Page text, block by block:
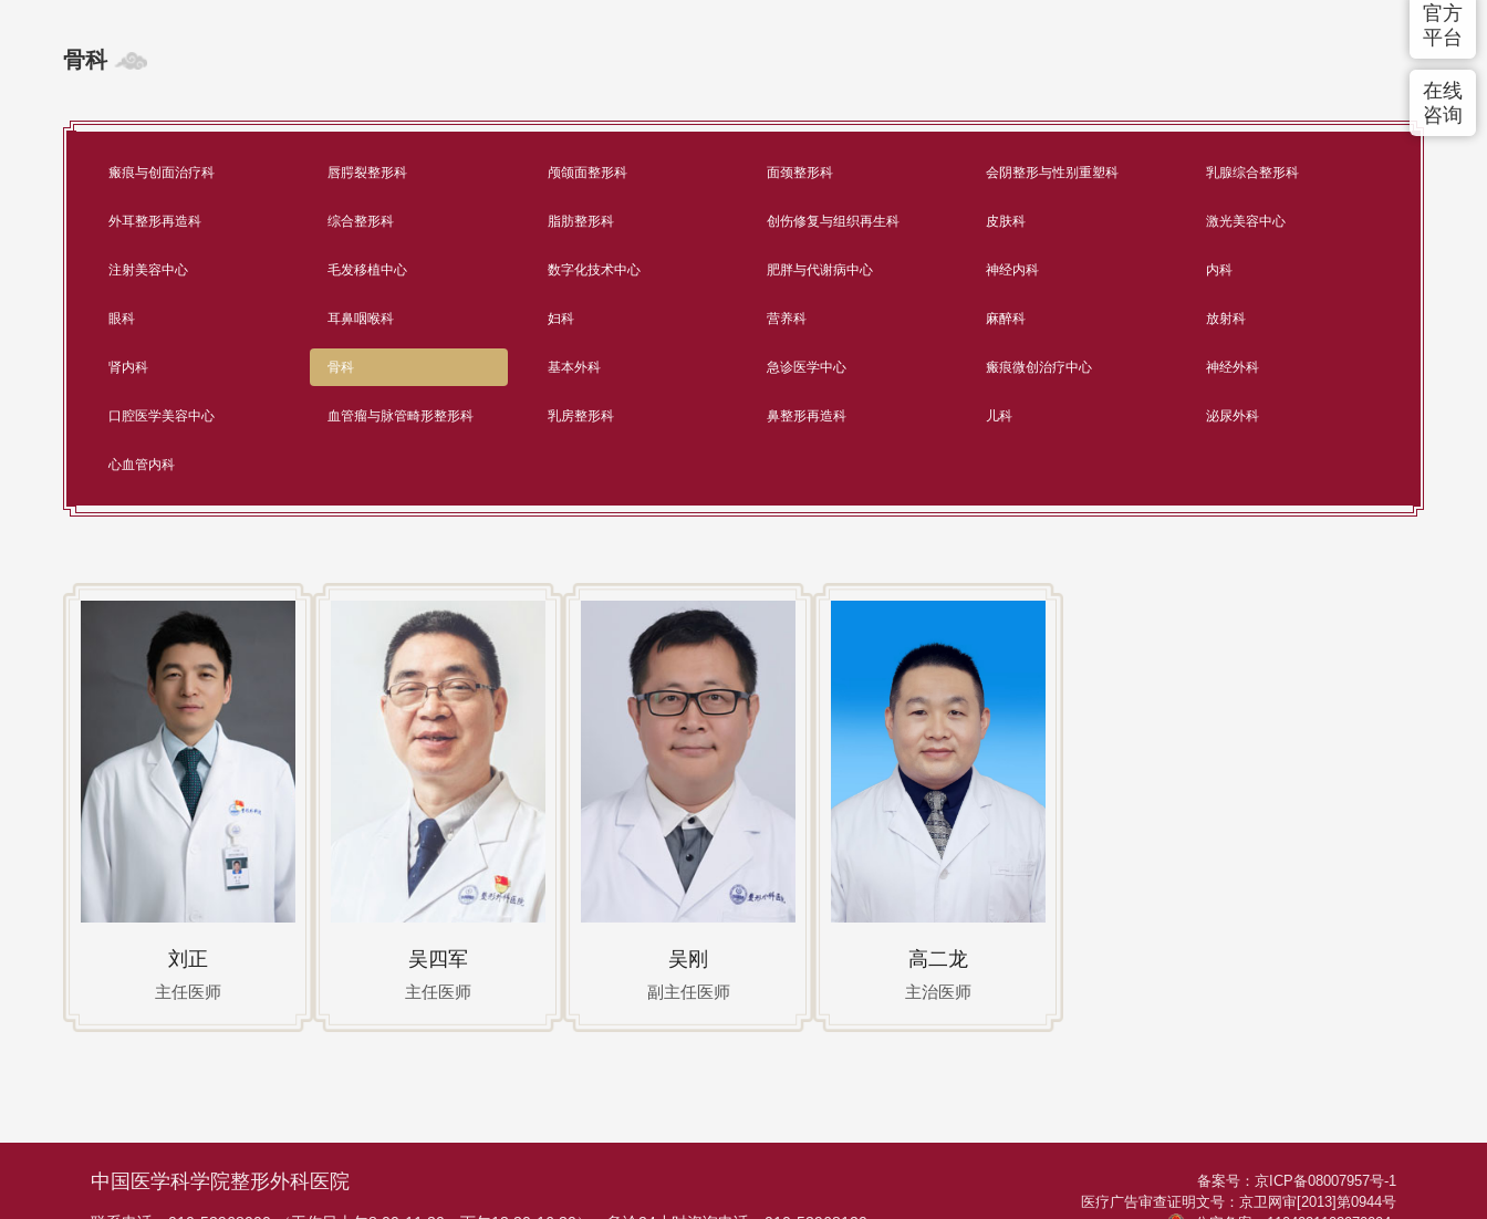
官方
平台
在线
咨询
骨科
瘢痕与创面治疗科 唇腭裂整形科 颅颌面整形科 面颈整形科 会阴整形与性别重塑科 乳腺综合整形科
外耳整形再造科 综合整形科 脂肪整形科 创伤修复与组织再生科 皮肤科 激光美容中心
注射美容中心 毛发移植中心 数字化技术中心 肥胖与代谢病中心 神经内科 内科
眼科 耳鼻咽喉科 妇科 营养科 麻醉科 放射科
肾内科 骨科 基本外科 急诊医学中心 瘢痕微创治疗中心 神经外科
口腔医学美容中心 血管瘤与脉管畸形整形科 乳房整形科 鼻整形再造科 儿科 泌尿外科
心血管内科
刘正
主任医师
吴四军
主任医师
吴刚
副主任医师
高二龙
主治医师
中国医学科学院整形外科医院 备案号： 京ICP备08007957号-1
医疗广告审查证明文号： 京卫网审[2013]第0944号